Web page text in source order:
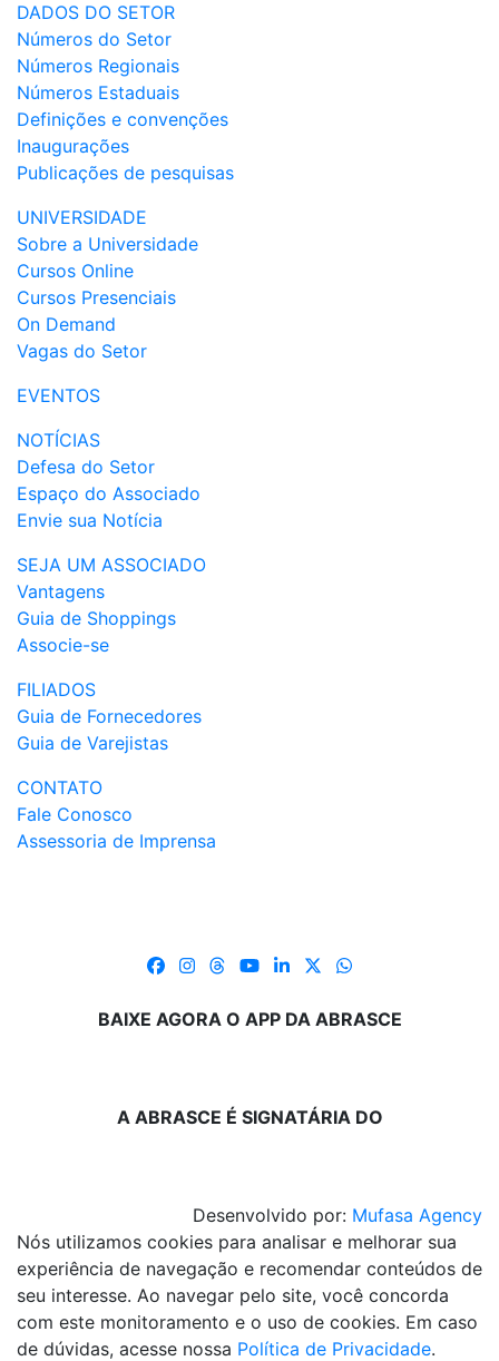
DADOS DO SETOR
Números do Setor
Números Regionais
Números Estaduais
Definições e convenções
Inaugurações
Publicações de pesquisas
UNIVERSIDADE
Sobre a Universidade
Cursos Online
Cursos Presenciais
On Demand
Vagas do Setor
EVENTOS
NOTÍCIAS
Defesa do Setor
Espaço do Associado
Envie sua Notícia
SEJA UM ASSOCIADO
Vantagens
Guia de Shoppings
Associe-se
FILIADOS
Guia de Fornecedores
Guia de Varejistas
CONTATO
Fale Conosco
Assessoria de Imprensa
BAIXE AGORA O APP DA ABRASCE
A ABRASCE É SIGNATÁRIA DO
Desenvolvido por: Mufasa Agency
Nós utilizamos cookies para analisar e melhorar sua
experiência de navegação e recomendar conteúdos de
seu interesse. Ao navegar pelo site, você concorda
com este monitoramento e o uso de cookies. Em caso
de dúvidas, acesse nossa Política de Privacidade.